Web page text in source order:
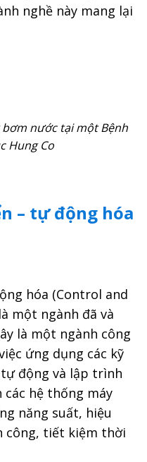
nghề này mang lại
nước tại một Bệnh
Hung Co
– tự động hóa
hóa (Control and
một ngành đã và
là một ngành công
ứng dụng các kỹ
động và lập trình
hệ thống máy
năng suất, hiệu
công, tiết kiệm thời